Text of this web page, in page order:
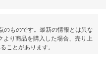
ものです。最新の情報とは異な
より商品を購入した場合、売り上
ことがあります。